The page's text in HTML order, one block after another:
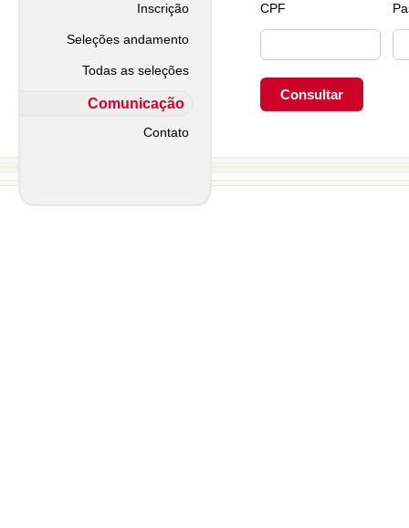
Inscrição
Seleções andamento
Todas as seleções
Comunicação
Contato
CPF